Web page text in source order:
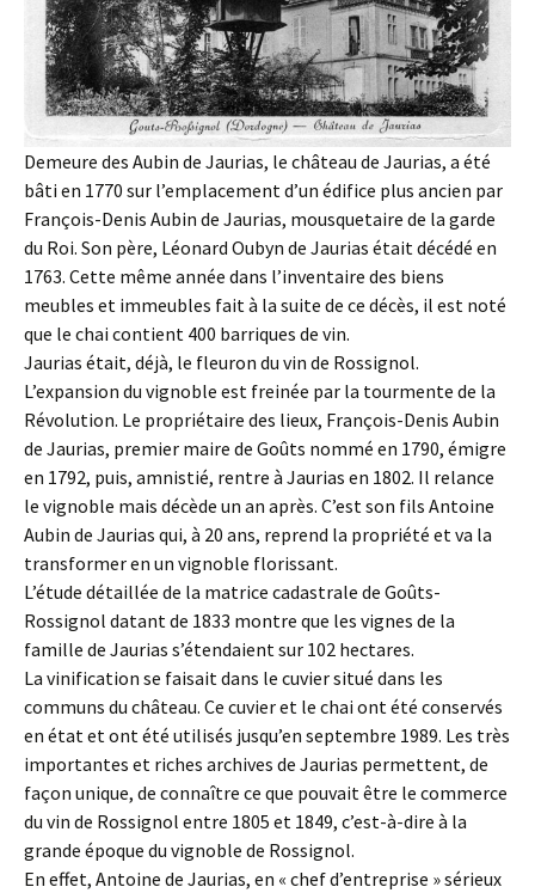
Demeure des Aubin de Jaurias, le château de Jaurias, a été
bâti en 1770 sur l’emplacement d’un édifice plus ancien par
François-Denis Aubin de Jaurias, mousquetaire de la garde
du Roi. Son père, Léonard Oubyn de Jaurias était décédé en
1763. Cette même année dans l’inventaire des biens
meubles et immeubles fait à la suite de ce décès, il est noté
que le chai contient 400 barriques de vin.
Jaurias était, déjà, le fleuron du vin de Rossignol.
L’expansion du vignoble est freinée par la tourmente de la
Révolution. Le propriétaire des lieux, François-Denis Aubin
de Jaurias, premier maire de Goûts nommé en 1790, émigre
en 1792, puis, amnistié, rentre à Jaurias en 1802. Il relance
le vignoble mais décède un an après. C’est son fils Antoine
Aubin de Jaurias qui, à 20 ans, reprend la propriété et va la
transformer en un vignoble florissant.
L’étude détaillée de la matrice cadastrale de Goûts-
Rossignol datant de 1833 montre que les vignes de la
famille de Jaurias s’étendaient sur 102 hectares.
La vinification se faisait dans le cuvier situé dans les
communs du château. Ce cuvier et le chai ont été conservés
en état et ont été utilisés jusqu’en septembre 1989. Les très
importantes et riches archives de Jaurias permettent, de
façon unique, de connaître ce que pouvait être le commerce
du vin de Rossignol entre 1805 et 1849, c’est-à-dire à la
grande époque du vignoble de Rossignol.
En effet, Antoine de Jaurias, en « chef d’entreprise » sérieux